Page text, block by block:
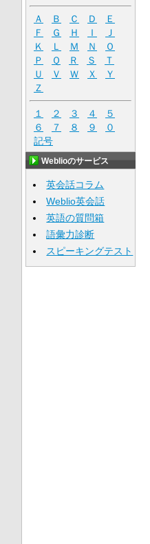
Ａ Ｂ Ｃ Ｄ
Ｅ
Ｆ
Ｇ Ｈ Ｉ
Ｊ
Ｋ
Ｌ Ｍ Ｎ
Ｏ
Ｐ
Ｑ Ｒ Ｓ
Ｔ
Ｕ
Ｖ Ｗ Ｘ
Ｙ
Ｚ
１ ２ ３ ４
５
６
７ ８ ９
０
記号
Weblioのサービス
英会話コラム
Weblio英会話
英語の質問箱
語彙力診断
スピーキングテスト